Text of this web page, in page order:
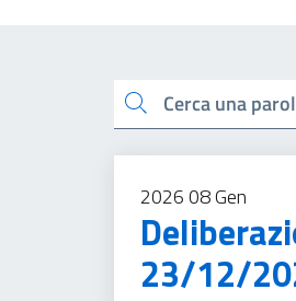
Cerca una parola chiave
202608Gen
23/12/